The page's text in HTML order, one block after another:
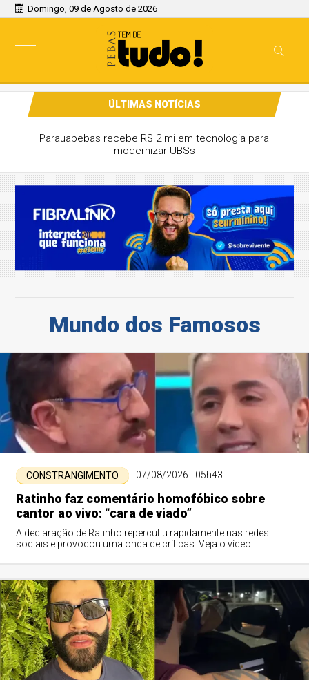
Domingo, 09 de Agosto de 2026
ÚLTIMAS NOTÍCIAS
Parauapebas recebe R$ 2 mi em tecnologia para
modernizar UBSs
Mundo dos Famosos
CONSTRANGIMENTO 07/08/2026 - 05h43
Ratinho faz comentário homofóbico sobre
cantor ao vivo: “cara de viado”
A declaração de Ratinho repercutiu rapidamente nas redes
sociais e provocou uma onda de críticas. Veja o vídeo!